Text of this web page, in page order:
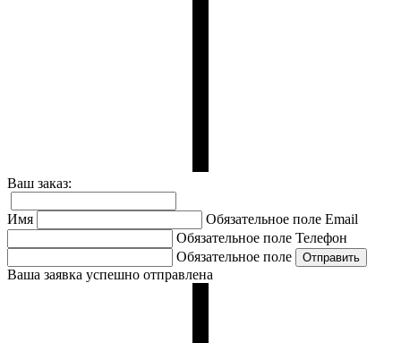
Ваш заказ:
Имя Обязательное поле Email
Обязательное поле Телефон
Обязательное поле
Ваша заявка успешно отправлена